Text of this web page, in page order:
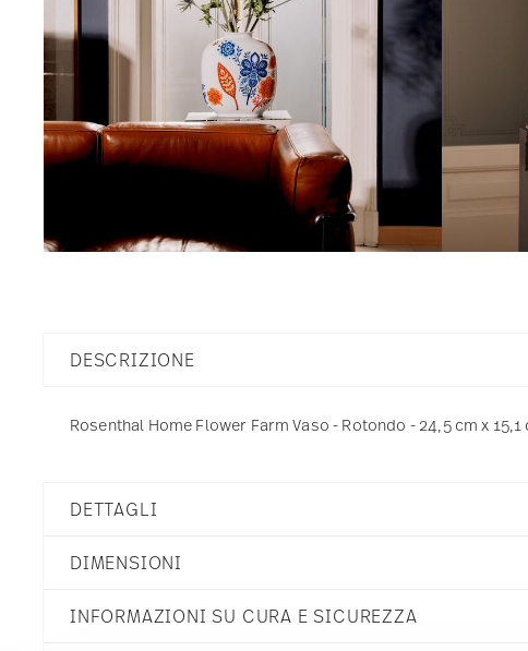
DESCRIZIONE
Rosenthal Home Flower Farm Vaso - Rotondo - 24,5 cm x
DETTAGLI
Home
Porcellana
DIMENSIONI
INFORMAZIONI SU CURA E SICUREZZA